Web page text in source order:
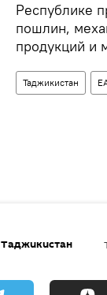
Республике
пошлин,
продукций и
Таджикистан
Таджикистан